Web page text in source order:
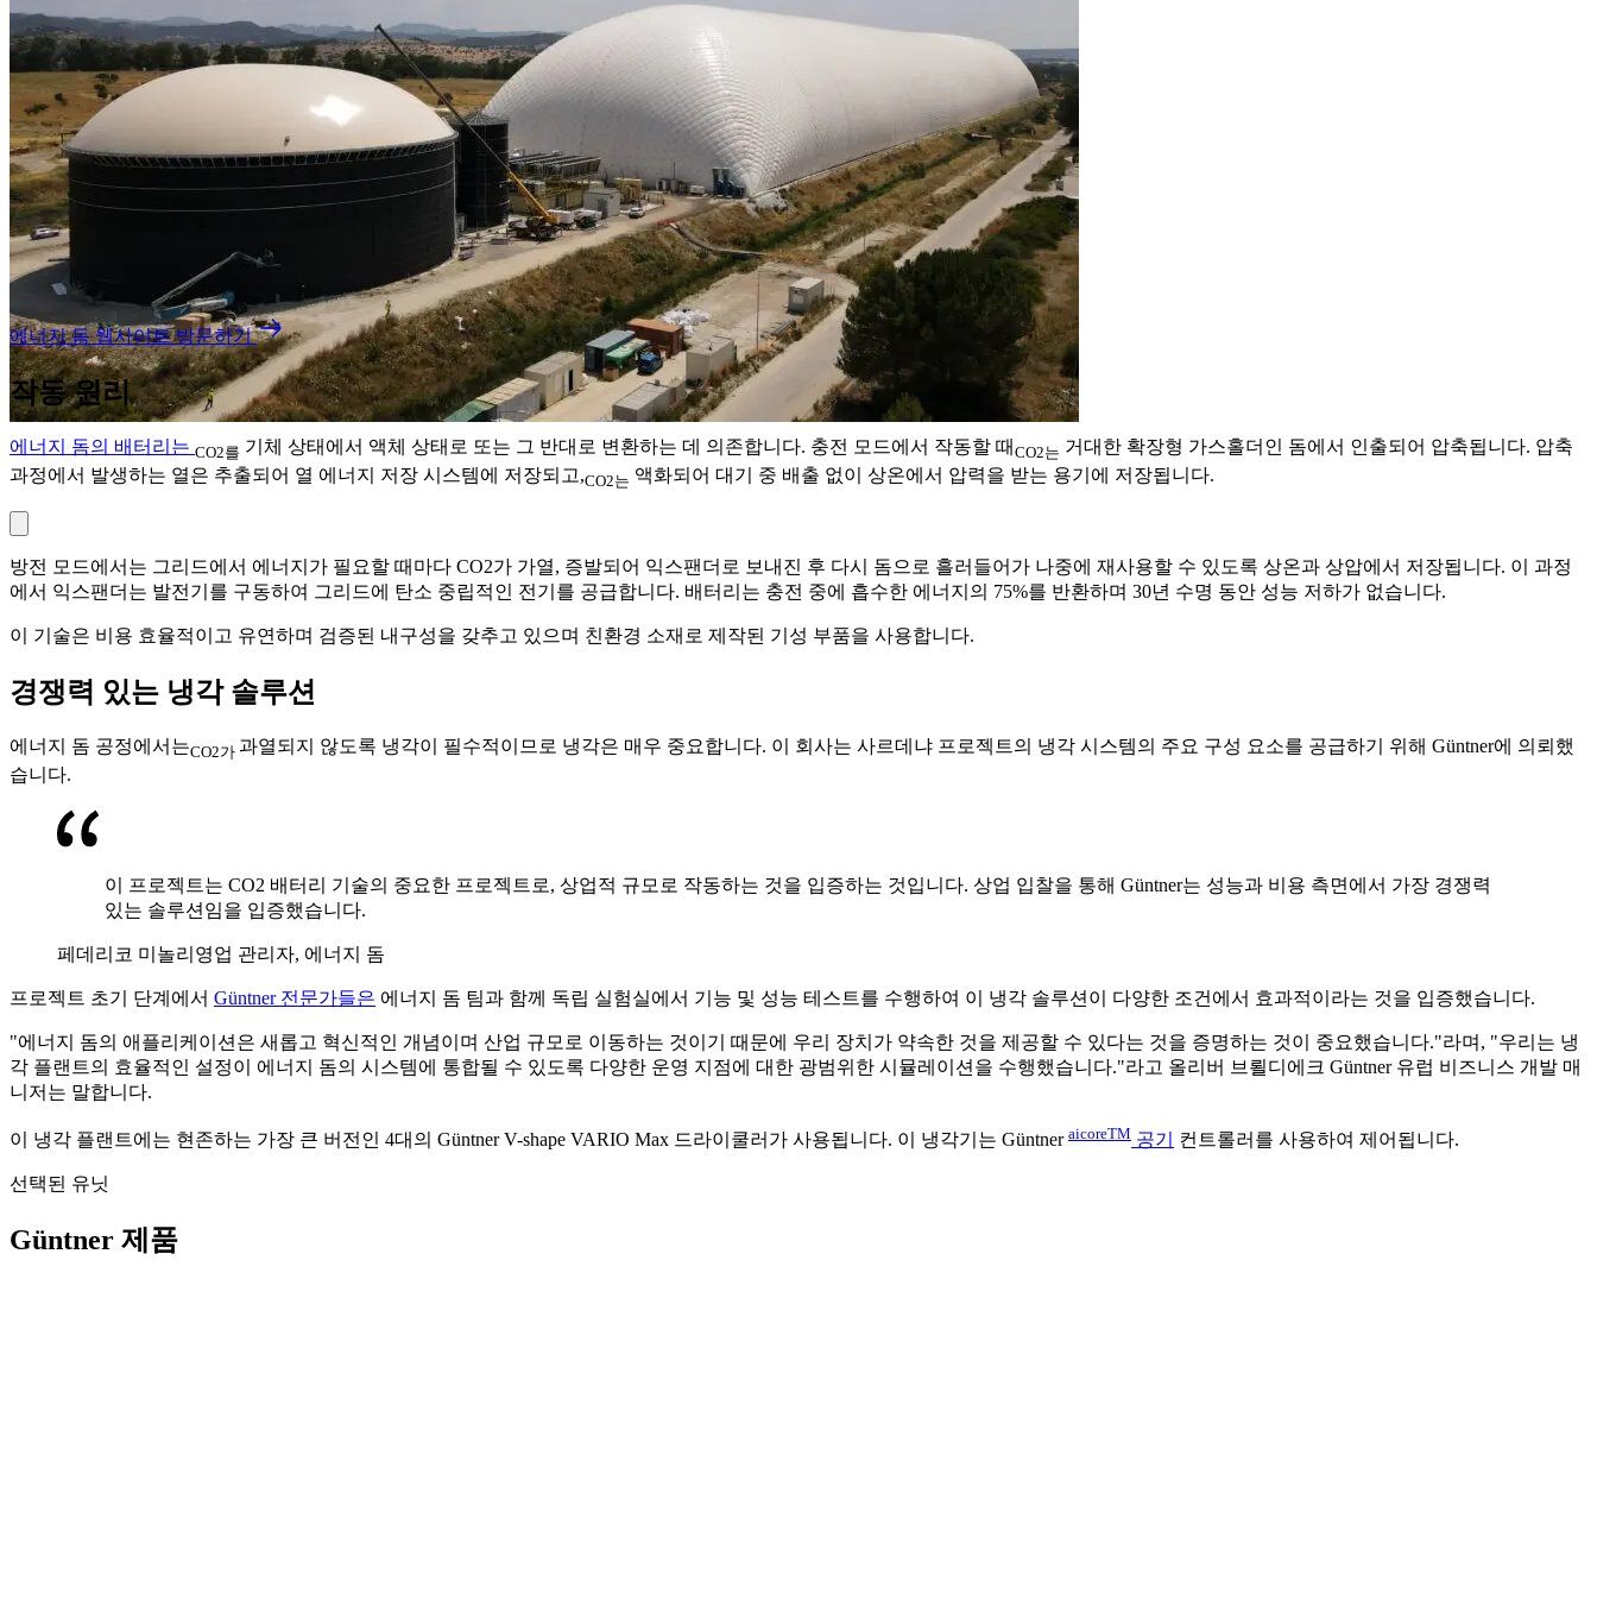
에너지 돔 웹사이트 방문하기
작동 원리
에너지 돔의 배터리는 CO2를 기체 상태에서 액체 상태로 또는 그 반대로 변환하는 데 의존합니다. 충전 모드에서 작동할 때 CO2는 거대한 확장형 가스홀더인 돔에서 인출되어 압축됩니다. 압축
과정에서 발생하는 열은 추출되어 열 에너지 저장 시스템에 저장되고,CO2는 액화되어 대기 중 배출 없이 상온에서 압력을 받는 용기에 저장됩니다.
방전 모드에서는 그리드에서 에너지가 필요할 때마다 CO2가 가열, 증발되어 익스팬더로 보내진 후 다시 돔으로 흘러들어가 나중에 재사용할 수 있도록 상온과 상압에서 저장됩니다. 이 과정
에서 익스팬더는 발전기를 구동하여 그리드에 탄소 중립적인 전기를 공급합니다. 배터리는 충전 중에 흡수한 에너지의 75%를 반환하며 30년 수명 동안 성능 저하가 없습니다.
이 기술은 비용 효율적이고 유연하며 검증된 내구성을 갖추고 있으며 친환경 소재로 제작된 기성 부품을 사용합니다.
경쟁력 있는 냉각 솔루션
에너지 돔 공정에서는CO2가 과열되지 않도록 냉각이 필수적이므로 냉각은 매우 중요합니다. 이 회사는 사르데냐 프로젝트의 냉각 시스템의 주요 구성 요소를 공급하기 위해 Güntner에 의뢰했
습니다.
이 프로젝트는 CO2 배터리 기술의 중요한 프로젝트로, 상업적 규모로 작동하는 것을 입증하는 것입니다. 상업 입찰을 통해 Güntner는 성능과 비용 측면에서 가장 경쟁력
있는 솔루션임을 입증했습니다.
페데리코 미놀리 영업 관리자, 에너지 돔
프로젝트 초기 단계에서 Güntner 전문가들은 에너지 돔 팀과 함께 독립 실험실에서 기능 및 성능 테스트를 수행하여 이 냉각 솔루션이 다양한 조건에서 효과적이라는 것을 입증했습니다.
"에너지 돔의 애플리케이션은 새롭고 혁신적인 개념이며 산업 규모로 이동하는 것이기 때문에 우리 장치가 약속한 것을 제공할 수 있다는 것을 증명하는 것이 중요했습니다."라며, "우리는 냉
각 플랜트의 효율적인 설정이 에너지 돔의 시스템에 통합될 수 있도록 다양한 운영 지점에 대한 광범위한 시뮬레이션을 수행했습니다."라고 올리버 브뢸디에크 Güntner 유럽 비즈니스 개발 매
니저는 말합니다.
이 냉각 플랜트에는 현존하는 가장 큰 버전인 4대의 Güntner V-shape VARIO Max 드라이쿨러가 사용됩니다. 이 냉각기는 Güntner aicoreTM 공기 컨트롤러를 사용하여 제어됩니다.
선택된 유닛
Güntner 제품